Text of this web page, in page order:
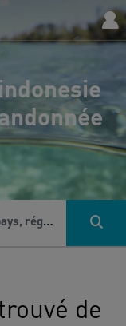
Rechercher une destination (continent, pays, région...), une activité...
de